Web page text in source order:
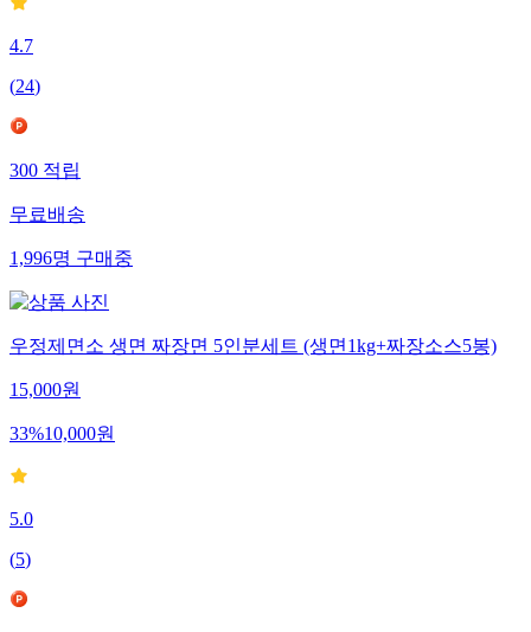
4.7
(24)
300 적립
무료배송
1,996명 구매중
우정제면소 생면 짜장면 5인분세트 (생면1kg+짜장소스5봉)
15,000원
33%10,000원
5.0
(5)